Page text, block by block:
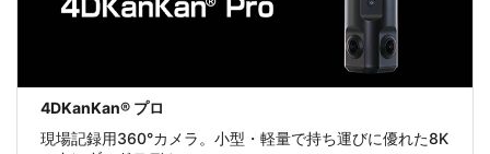
4DKanKan®︎ プロ
現場記録用360°カメラ。小型・軽量で持ち運びに優れた8K